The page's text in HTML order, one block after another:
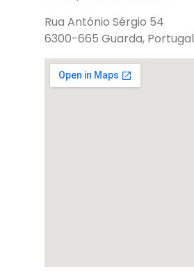
Rua António Sérgio 54
6300-665 Guarda, Portugal